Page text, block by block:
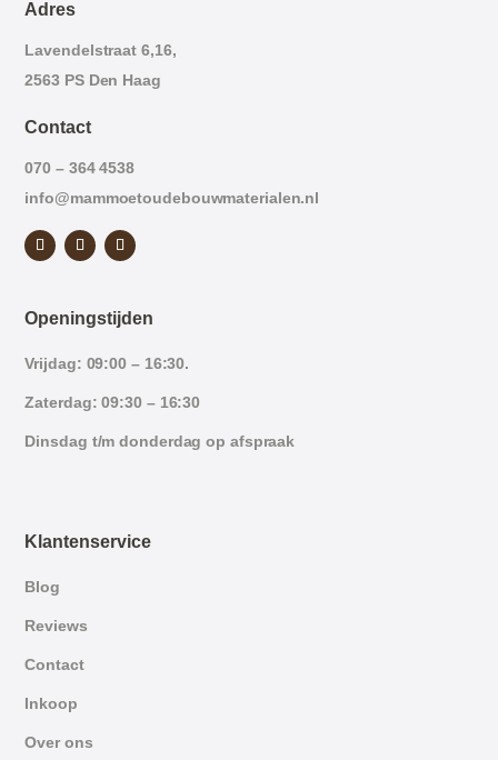
Adres
Lavendelstraat 6,16,
2563 PS Den Haag
Contact
070 – 364 4538
info@mammoetoudebouwmaterialen.nl
Openingstijden
Vrijdag: 09:00 – 16:30.
Zaterdag: 09:30 – 16:30
Dinsdag t/m donderdag op afspraak
Klantenservice
Blog
Reviews
Contact
Inkoop
Over ons